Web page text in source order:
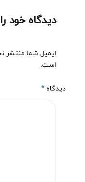
دیدگاه خود
ایمیل شما منتشر
است.
دیدگاه *